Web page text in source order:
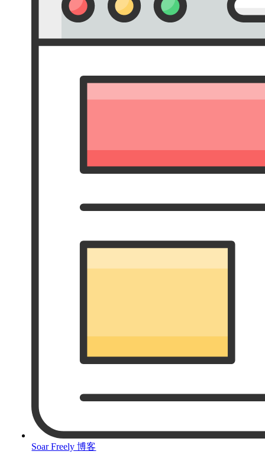
Soar Freely 博客